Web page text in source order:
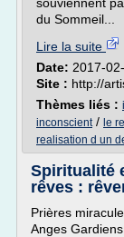
du Sommeil...
Lire la suite
Date: 2017-
Site : http://
Thèmes liés :
inconscient/ le
realisation d un
Spiritualité
rêves :
Prières
Anges